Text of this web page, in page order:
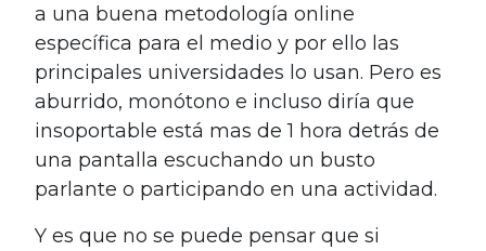
a una buena metodología online
específica para el medio y por ello las
principales universidades lo usan. Pero es
aburrido, monótono e incluso diría que
insoportable está mas de 1 hora detrás de
una pantalla escuchando un busto
parlante o participando en una actividad.
Y es que no se puede pensar que si